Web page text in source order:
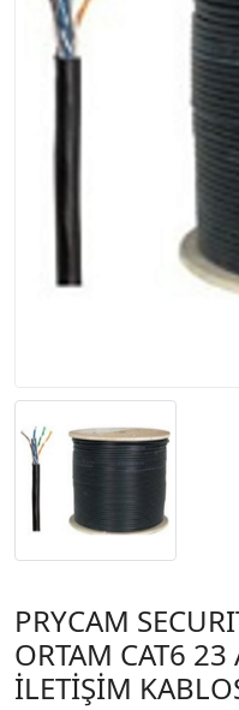
PRYCAM
ORTAM CAT6 23
İLETİŞİM